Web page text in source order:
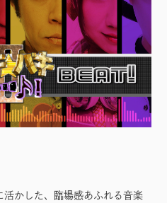
かした、臨場感あふれる音楽